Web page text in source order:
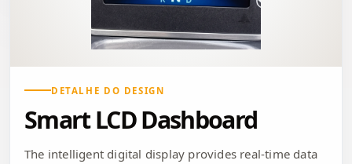
DETALHE DO DESIGN
Smart LCD Dashboard
The intelligent digital display provides real-time data